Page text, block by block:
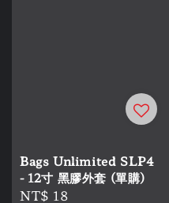
Bags Unlimited SLP4
- 12寸 黑膠外套 (單購)
Regular
NT$ 18